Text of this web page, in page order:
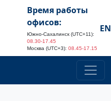
Время работы
офисов:
Южно-Сахалинск (UTC+11):
08.30-17.45
Москва (UTC+3): 08.45-17.15
EN